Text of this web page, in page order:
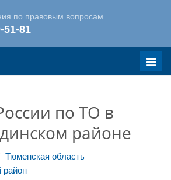
Меню
по ТО в
районе
Тюменская область
район